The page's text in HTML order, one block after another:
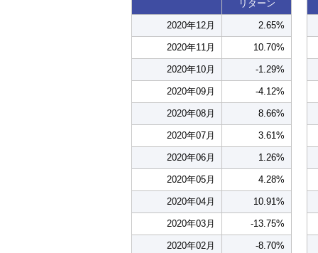
リターン
2020年12月 2.65%
2020年11月 10.70%
2020年10月 -1.29%
2020年09月 -4.12%
2020年08月 8.66%
2020年07月 3.61%
2020年06月 1.26%
2020年05月 4.28%
2020年04月 10.91%
2020年03月 -13.75%
2020年02月 -8.70%